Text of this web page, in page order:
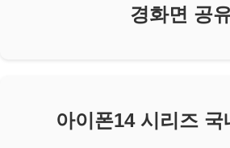
경화면 공
아이폰14 시리즈 국